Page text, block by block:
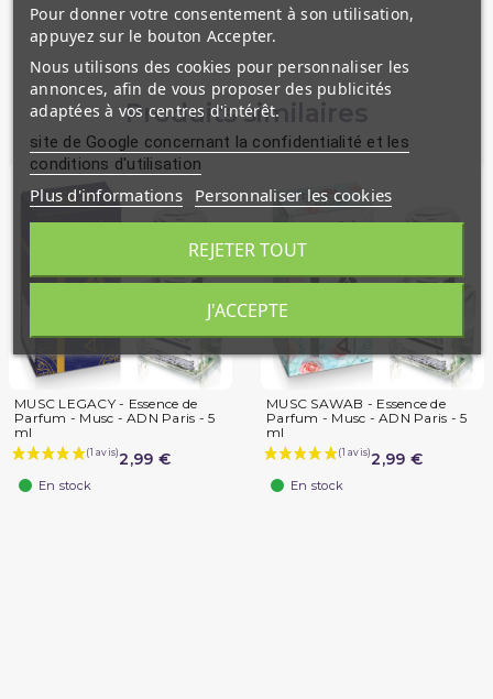
Produits similaires
MUSC LEGACY - Essence de
Parfum - Musc - ADN Paris - 5
ml
2,99 €
En stock
MUSC SAWAB - Essence de
Parfum - Musc - ADN Paris - 5
ml
2,99 €
En stock
Pour donner votre consentement à son utilisation,
appuyez sur le bouton Accepter.
Nous utilisons des cookies pour personnaliser les
annonces, afin de vous proposer des publicités
adaptées à vos centres d'intérêt.
site de Google concernant la confidentialité et les
conditions d'utilisation
Plus d'informations Personnaliser les cookies
REJETER TOUT
J'ACCEPTE